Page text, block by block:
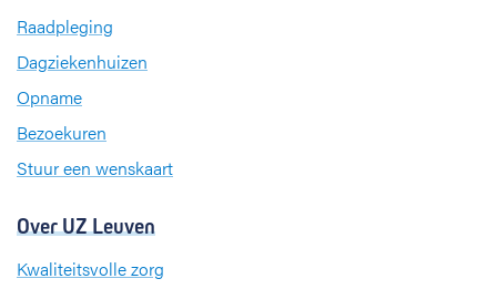
Raadpleging
Dagziekenhuizen
Opname
Bezoekuren
Stuur een wenskaart
Over UZ Leuven
Kwaliteitsvolle zorg